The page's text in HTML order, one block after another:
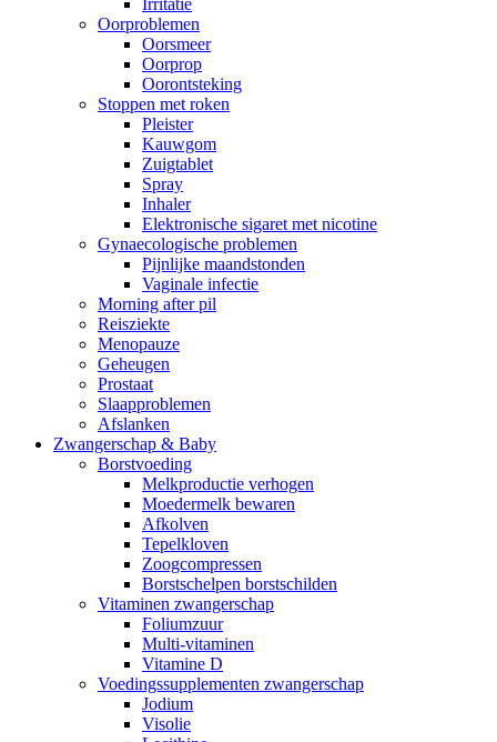
Oorproblemen
Oorsmeer
Oorprop
Oorontsteking
Stoppen met roken
Pleister
Kauwgom
Zuigtablet
Spray
Inhaler
Elektronische sigaret met nicotine
Gynaecologische problemen
Pijnlijke maandstonden
Vaginale infectie
Morning after pil
Reisziekte
Menopauze
Geheugen
Prostaat
Slaapproblemen
Afslanken
Zwangerschap & Baby
Borstvoeding
Melkproductie verhogen
Moedermelk bewaren
Afkolven
Tepelkloven
Zoogcompressen
Borstschelpen borstschilden
Vitaminen zwangerschap
Foliumzuur
Multi-vitaminen
Vitamine D
Voedingssupplementen zwangerschap
Jodium
Visolie